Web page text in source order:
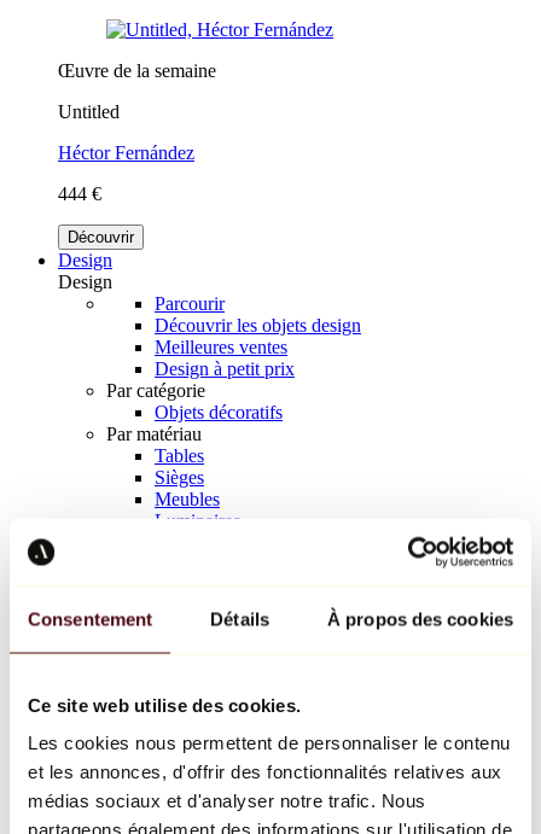
Consentement Détails À propos des cookies
Ce site web utilise des cookies.
Les cookies nous permettent de personnaliser le contenu
et les annonces, d'offrir des fonctionnalités relatives aux
médias sociaux et d'analyser notre trafic. Nous
partageons également des informations sur l'utilisation de
Œuvre de la semaine
Untitled
Héctor Fernández
444 €
Découvrir
Design
Design
Parcourir
Découvrir les objets design
Meilleures ventes
Design à petit prix
Par catégorie
Objets décoratifs
Par matériau
Tables
Sièges
Meubles
Luminaires
Richard Orlinski
Keith Haring
Jeff Koons
Jean-Michel Basquiat
Tous les designers
Œuvre de la semaine